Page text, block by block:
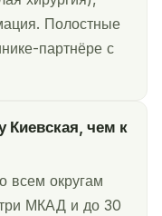
Полостные
партнёре с
Киевская, чем к
всем округам
МКАД и до 30